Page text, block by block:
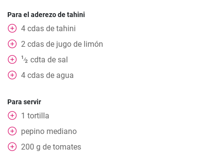
Para el aderezo de tahini
4 cdas de tahini
2 cdas de jugo de limón
1⁄2 cdta de sal
4 cdas de agua
Para servir
1 tortilla
pepino mediano
200 g de tomates